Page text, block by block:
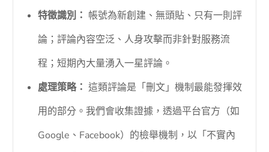
特徵識別： 帳號為新創建、無頭貼、只有一則評
論；評論內容空泛、人身攻擊而非針對服務流
程；短期內大量湧入一星評論。
處理策略： 這類評論是「刪文」機制最能發揮效
用的部分。我們會收集證據，透過平台官方（如
Google、Facebook）的檢舉機制，以「不實內